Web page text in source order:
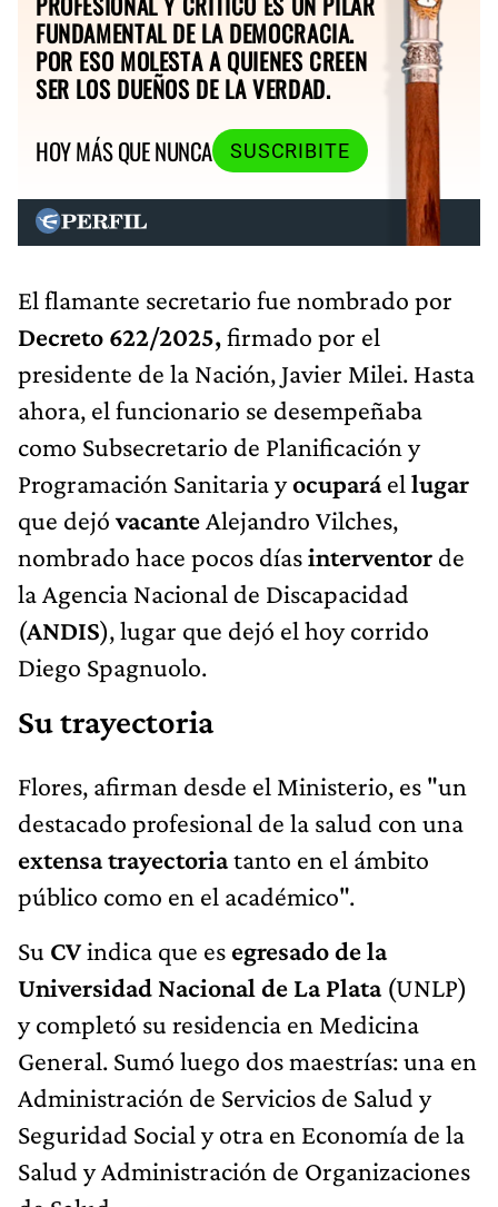
FUNDAMENTAL DE LA DEMOCRACIA.
POR ESO MOLESTA A QUIENES CREEN
SER LOS DUEÑOS DE LA VERDAD.
HOY MÁS QUE NUNCA
SUSCRIBITE
El flamante secretario fue nombrado por
Decreto 622/2025,firmado por el
presidente de la Nación, Javier Milei. Hasta
ahora, el funcionario se desempeñaba
como Subsecretario de Planificación y
Programación Sanitaria yocuparáel lugar
que dejóvacante Alejandro Vilches,
nombrado hace pocos díasinterventor de
la Agencia Nacional de Discapacidad
(ANDIS), lugar que dejó el hoy corrido
Diego Spagnuolo.
Su trayectoria
Flores, afirman desde el Ministerio, es "un
destacado profesional de la salud con una
extensa trayectoriatanto en el ámbito
público como en el académico".
Su CVindica que es egresado de la
Universidad Nacional de La Plata(UNLP)
y completó su residencia en Medicina
General. Sumó luego dos maestrías: una en
Administración de Servicios de Salud y
Seguridad Social y otra en Economía de la
Salud y Administración de Organizaciones